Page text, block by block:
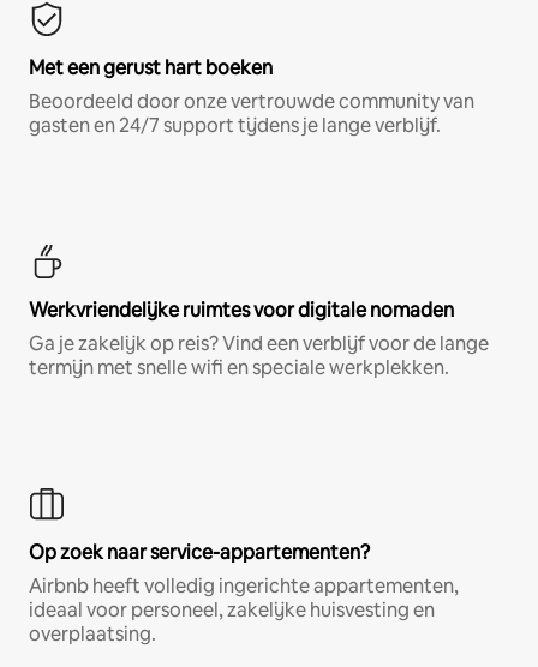
Met een gerust hart boeken
Beoordeeld door onze vertrouwde community van
gasten en 24/7 support tijdens je lange verblijf.
Werkvriendelijke ruimtes voor digitale nomaden
Ga je zakelijk op reis? Vind een verblijf voor de lange
termijn met snelle wifi en speciale werkplekken.
Op zoek naar service-appartementen?
Airbnb heeft volledig ingerichte appartementen,
ideaal voor personeel, zakelijke huisvesting en
overplaatsing.